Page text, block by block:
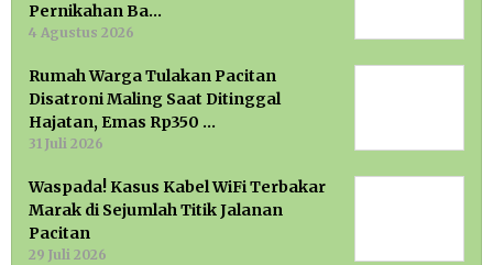
Pernikahan Ba…
4 Agustus 2026
Rumah Warga Tulakan Pacitan
Disatroni Maling Saat Ditinggal
Hajatan, Emas Rp350 …
31 Juli 2026
Waspada! Kasus Kabel WiFi Terbakar
Marak di Sejumlah Titik Jalanan
Pacitan
29 Juli 2026